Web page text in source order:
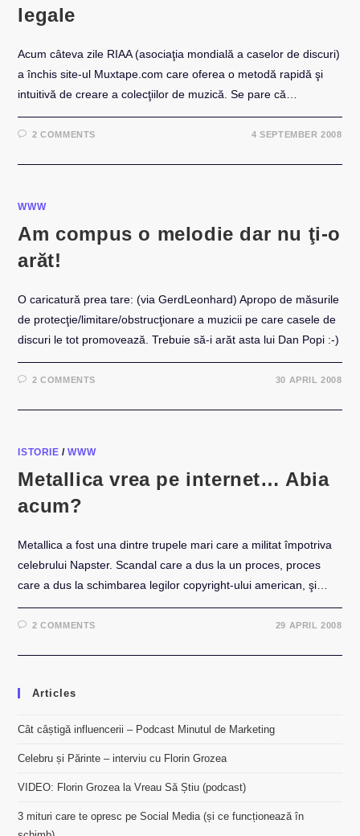
legale
Acum câteva zile RIAA (asociaţia mondială a caselor de discuri)
a închis site-ul Muxtape.com care oferea o metodă rapidă şi
intuitivă de creare a colecţiilor de muzică. Se pare că…
2 COMMENTS 4 SEPTEMBER 2008
WWW
Am compus o melodie dar nu ţi-o
arăt!
O caricatură prea tare: (via GerdLeonhard) Apropo de măsurile
de protecţie/limitare/obstrucţionare a muzicii pe care casele de
discuri le tot promovează. Trebuie să-i arăt asta lui Dan Popi :-)
2 COMMENTS 30 APRIL 2008
ISTORIE /WWW
Metallica vrea pe internet… Abia
acum?
Metallica a fost una dintre trupele mari care a militat împotriva
celebrului Napster. Scandal care a dus la un proces, proces
care a dus la schimbarea legilor copyright-ului american, şi…
2 COMMENTS 29 APRIL 2008
Articles
Cât câștigă influencerii – Podcast Minutul de Marketing
Celebru și Părinte – interviu cu Florin Grozea
VIDEO: Florin Grozea la Vreau Să Știu (podcast)
3 mituri care te opresc pe Social Media (și ce funcționează în